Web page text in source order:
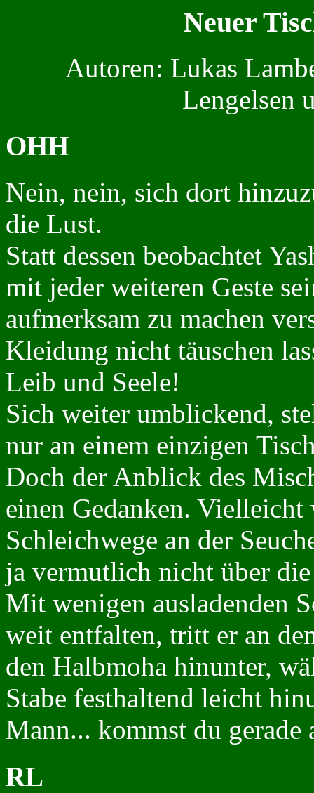
Neuer
Autoren: Lukas
Lengelsen
OHH
Nein, nein, sich dort
die Lust.
Statt dessen beobachtet
mit jeder weiteren Geste
aufmerksam zu machen
Kleidung nicht täuschen
Leib und Seele!
Sich weiter umblickend,
nur an einem einzigen
Doch der Anblick des
einen Gedanken.
Schleichwege an der
ja vermutlich nicht über die
Mit wenigen ausladenden
weit entfalten, tritt er an
den Halbmoha hinunter,
Stabe festhaltend leicht
Mann... kommst du gerade
RL